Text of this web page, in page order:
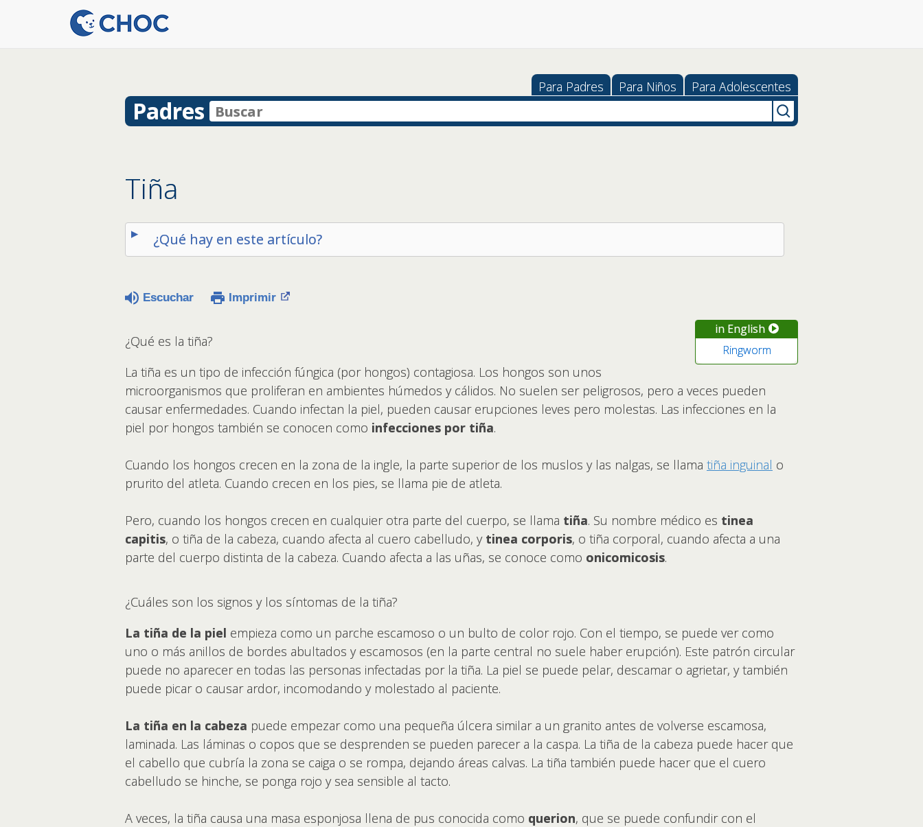
Para Padres Para Niños Para Adolescentes
Padres
Tiña
¿Qué hay en este artículo?
Escuchar Imprimir
in English
Ringworm
¿Qué es la tiña?
La tiña es un tipo de infección fúngica (por hongos) contagiosa. Los hongos son unos
microorganismos que proliferan en ambientes húmedos y cálidos. No suelen ser peligrosos, pero a veces pueden
causar enfermedades. Cuando infectan la piel, pueden causar erupciones leves pero molestas. Las infecciones en la
piel por hongos también se conocen como infecciones por tiña.
Cuando los hongos crecen en la zona de la ingle, la parte superior de los muslos y las nalgas, se llama tiña inguinal o
prurito del atleta. Cuando crecen en los pies, se llama pie de atleta.
Pero, cuando los hongos crecen en cualquier otra parte del cuerpo, se llama tiña. Su nombre médico es tinea
capitis, o tiña de la cabeza, cuando afecta al cuero cabelludo, y tinea corporis, o tiña corporal, cuando afecta a una
parte del cuerpo distinta de la cabeza. Cuando afecta a las uñas, se conoce como onicomicosis.
¿Cuáles son los signos y los síntomas de la tiña?
La tiña de la piel empieza como un parche escamoso o un bulto de color rojo. Con el tiempo, se puede ver como
uno o más anillos de bordes abultados y escamosos (en la parte central no suele haber erupción). Este patrón circular
puede no aparecer en todas las personas infectadas por la tiña. La piel se puede pelar, descamar o agrietar, y también
puede picar o causar ardor, incomodando y molestado al paciente.
La tiña en la cabeza puede empezar como una pequeña úlcera similar a un granito antes de volverse escamosa,
laminada. Las láminas o copos que se desprenden se pueden parecer a la caspa. La tiña de la cabeza puede hacer que
el cabello que cubría la zona se caiga o se rompa, dejando áreas calvas. La tiña también puede hacer que el cuero
cabelludo se hinche, se ponga rojo y sea sensible al tacto.
A veces, la tiña causa una masa esponjosa llena de pus conocida como querion, que se puede confundir con el